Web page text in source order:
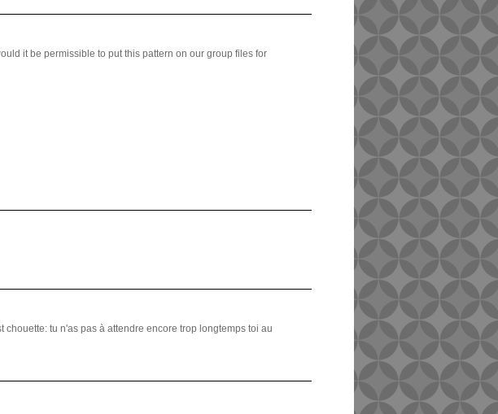
it be permissible to put this pattern on our group files for
tu n'as pas à attendre encore trop longtemps toi au